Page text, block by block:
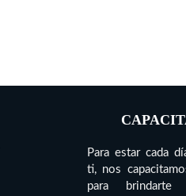
Para estar cada
ti, nos
para brindarte